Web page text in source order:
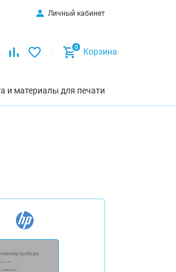
Личный кабинет
0 Корзина
и материалы для печати